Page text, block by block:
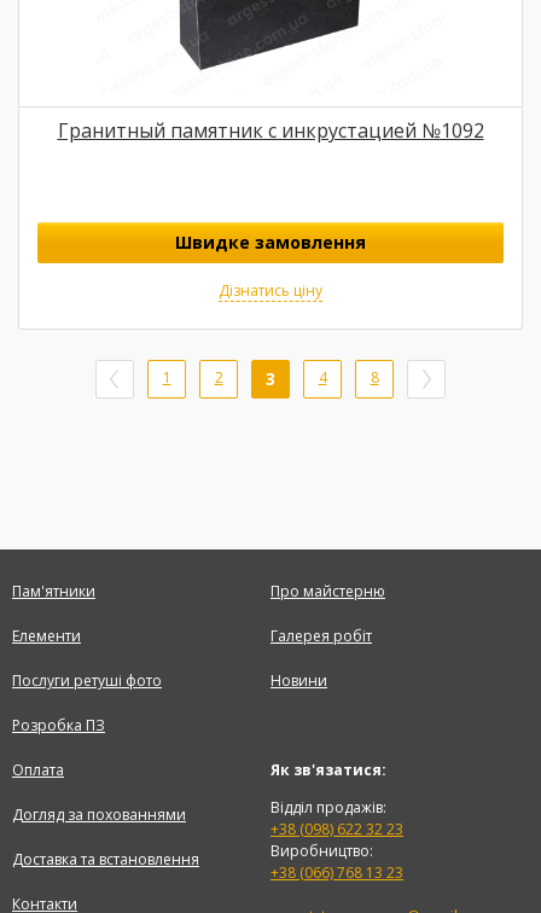
Гранитный памятник с инкрустацией №1092
Швидке замовлення
Дізнатись ціну
1 2 3 4 8
Пам'ятники
Елементи
Послуги ретуші фото
Розробка ПЗ
Про майстерню
Галерея робіт
Новини
Оплата
Догляд за похованнями
Доставка та встановлення
Контакти
Як зв'язатися:
Відділ продажів:
+38 (098) 622 32 23
Виробництво:
+38 (066) 768 13 23